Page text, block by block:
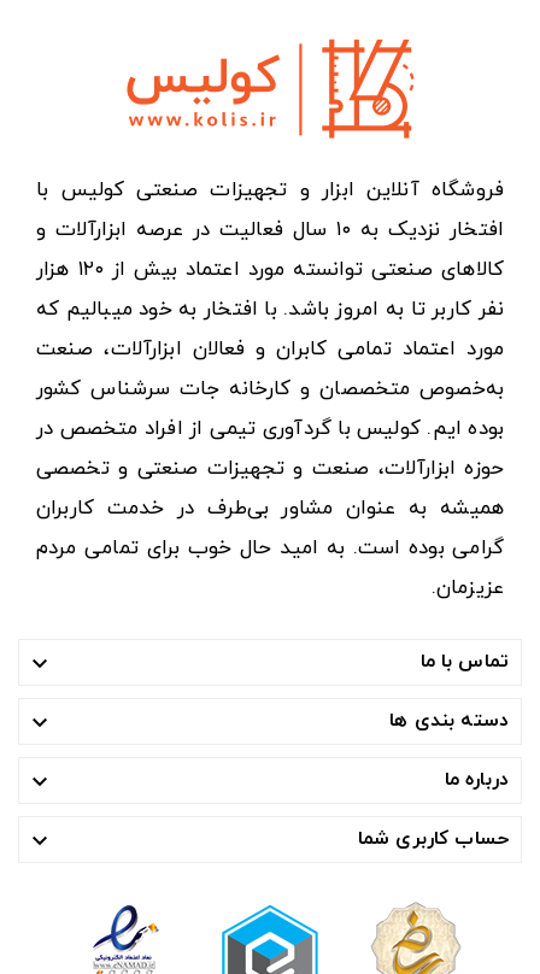
فروشگاه آنلاین ابزار و تجهیزات صنعتی کولیس با
افتخار نزدیک به ۱۰ سال فعالیت در عرصه ابزارآلات و
کالاهای صنعتی توانسته مورد اعتماد بیش از ۱۲۰ هزار
نفر کاربر تا به امروز باشد. با افتخار به خود میبالیم که
مورد اعتماد تمامی کابران و فعالان ابزارآلات، صنعت
به‌خصوص متخصصان و کارخانه جات سرشناس کشور
بوده ایم. کولیس با گردآوری تیمی از افراد متخصص در
حوزه ابزارآلات، صنعت و تجهیزات صنعتی و تخصصی
همیشه به عنوان مشاور بی‌طرف در خدمت کاربران
گرامی بوده است. به امید حال خوب برای تمامی مردم
عزیزمان.
تماس با ما 
دسته بندی ها 
درباره ما 
حساب کاربری شما 